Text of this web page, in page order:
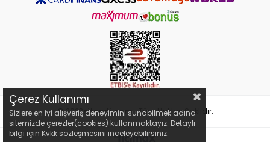
© 2023siteadi.com- Tüm Hakları Saklıdır.
Çerez Kullanımı
Sizlere en iyi alışveriş deneyimini sunabilmek adına
sitemizde çerezler(cookies) kullanmaktayız. Detaylı
bilgi için Kvkk sözleşmesini inceleyebilirsiniz.